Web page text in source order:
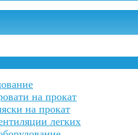
на прокат
на прокат
легких